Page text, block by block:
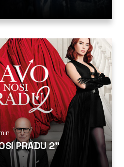
PRADU 2”